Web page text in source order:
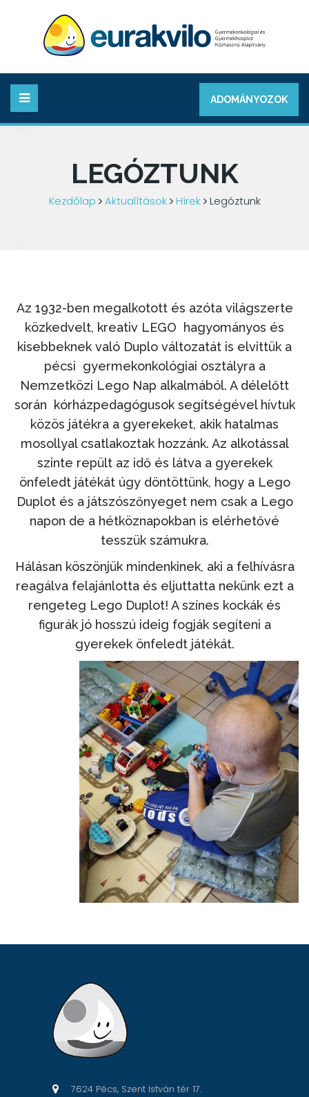
ADOMÁNYOZOK
LEGÓZTUNK
Kezdőlap Aktualítások Hírek Legóztunk
Az 1932-ben megalkotott és azóta világszerte
közkedvelt, kreativ LEGO hagyományos és
kisebbeknek való Duplo változatát is elvittük a
pécsi gyermekonkológiai osztályra a
Nemzetközi Lego Nap alkalmából. A délelőtt
során kórházpedagógusok segítségével hívtuk
közös játékra a gyerekeket, akik hatalmas
mosollyal csatlakoztak hozzánk. Az alkotással
szinte repült az idő és látva a gyerekek
önfeledt játékát úgy döntöttünk, hogy a Lego
Duplot és a játszószőnyeget nem csak a Lego
napon de a hétköznapokban is elérhetővé
tesszük számukra.
Hálásan köszönjük mindenkinek, aki a felhívásra
reagálva felajánlotta és eljuttatta nekünk ezt a
rengeteg Lego Duplot! A színes kockák és
figurák jó hosszú ideig fogják segíteni a
gyerekek önfeledt játékát.
7624 Pécs, Szent István tér 17.